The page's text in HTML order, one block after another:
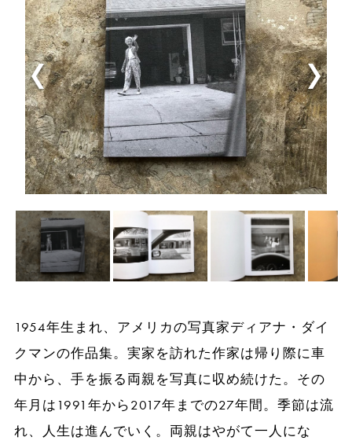
1954年生まれ、アメリカの写真家ディアナ・ダイ
クマンの作品集。実家を訪れた作家は帰り際に車
中から、手を振る両親を写真に収め続けた。その
年月は1991年から2017年までの27年間。季節は流
れ、人生は進んでいく。両親はやがて一人にな